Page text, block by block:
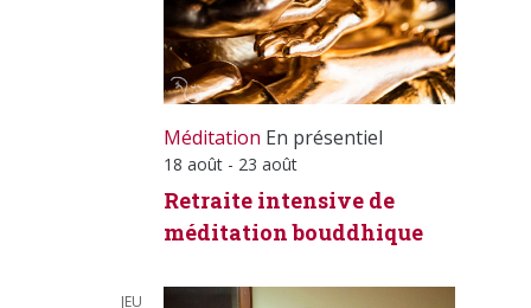
Méditation En présentiel
18 août - 23 août
Retraite intensive de
méditation bouddhique
JEU